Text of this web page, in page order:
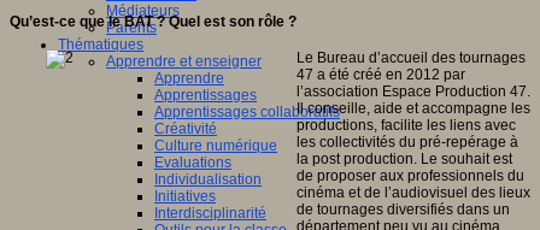
Médiateurs
Parents
Thématiques
Apprendre et enseigner
Apprendre
Apprentissages
Apprentissages collaboratifs
Créativité
Culture numérique
Evaluations
Individualisation
Initiatives
Interdisciplinarité
Qu’est-ce que le BAT ? Quel est son rôle ?
Le Bureau d’accueil des tournages
47 a été créé en 2012 par
l’association Espace Production 47.
Il conseille, aide et accompagne les
productions, facilite les liens avec
les collectivités du pré-repérage à
la post production. Le souhait est
de proposer aux professionnels du
cinéma et de l’audiovisuel des lieux
de tournages diversifiés dans un
département peu vu au cinéma